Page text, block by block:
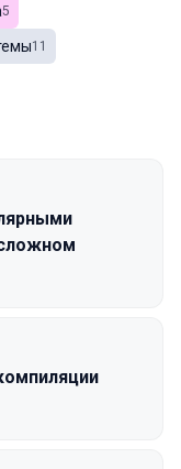
Всего
5
Всего
11